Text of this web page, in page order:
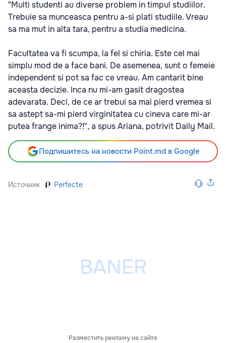
"Multi studenti au diverse problem in timpul studiilor.
Trebuie sa munceasca pentru a-si plati studiile. Vreau
sa ma mut in alta tara, pentru a studia medicina.
Facultatea va fi scumpa, la fel si chiria. Este cel mai
simplu mod de a face bani. De asemenea, sunt o femeie
independent si pot sa fac ce vreau. Am cantarit bine
aceasta decizie. Inca nu mi-am gasit dragostea
adevarata. Deci, de ce ar trebui sa mai pierd vremea si
sa astept sa-mi pierd virginitatea cu cineva care mi-ar
putea frange inima?!", a spus Ariana, potrivit Daily Mail.
Подпишитесь на новости Point.md в Google
Источник Perfecte
Разместить рекламу на сайте